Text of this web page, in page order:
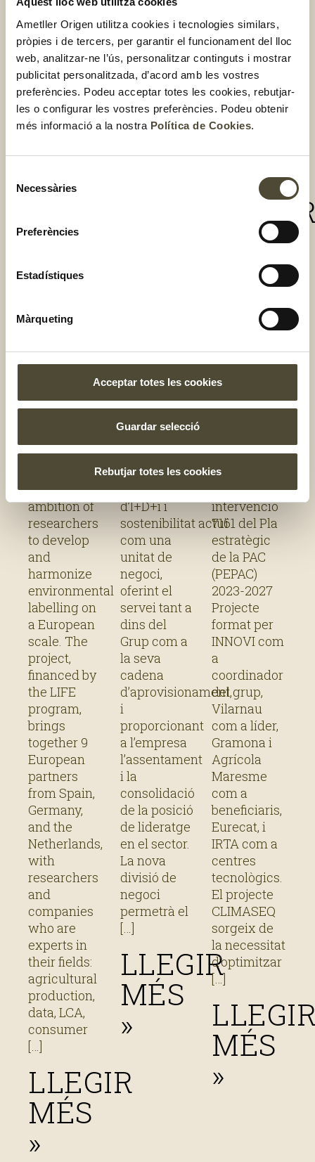
Ametller Origen utilitza cookies i tecnologies similars,
pròpies i de tercers, per garantir el funcionament del lloc
web, analitzar-ne l’ús, personalitzar continguts i mostrar
publicitat personalitzada, d’acord amb les vostres
preferències. Podeu acceptar totes les cookies, rebutjar-
les o configurar les vostres preferències. Podeu obtenir
més informació a la nostra Política de Cookies.
Necessàries
Preferències
Estadístiques
Màrqueting
Acceptar totes les cookies
Guardar selecció
Rebutjar totes les cookies
Ametller,
compta amb
la
participació
de les
empreses
Agrícola
Maresme,
LLEGIR
»
d’informació
provinent de
dades
d’accés
obert i de les
explotacions
agrícoles.
Aquestes
d’alimentar
agricultura.
Des
d’Ametller
origen en
línia amb la
nostra
estratègia
formem part
MÉS
Life ECO
CHOICE
CHOICE was
shared
ambition of
researchers
to develop
and
harmonize
environmental
labelling on
a European
scale. The
project,
financed by
the LIFE
program,
brings
together 9
European
partners
from Spain,
Germany,
and the
Netherlands,
with
researchers
and
companies
who are
experts in
their fields:
agricultural
production,
data, LCA,
consumer
LLEGIR
MÉS
»
Estudi i
definició
de l’àrea
transversal
d’I+D+i i
sostenibilitat
d’AMETLLER
ORIGEN
com una
nova
oportunitat
de
negoci
Elaboració
negoci per
tal que l’àrea
transversal
d’I+D+i i
sostenibilitat actuï
com una
unitat de
negoci,
oferint el
servei tant a
dins del
Grup com a
la seva
cadena
d’aprovisionament,
i
proporcionant
a l’empresa
l’assentament
i la
consolidació
de la posició
de lideratge
en el sector.
La nova
divisió de
negoci
permetrà el
LLEGIR
MÉS
»
CLIMASEQ:
Eina de
gestió
amb
fonts
alternatives
d’aigua
per a la
resiliència
de les
per la Unió
Europea a
través de la
intervenció
7161 del Pla
estratègic
de la PAC
(PEPAC)
2023-2027
Projecte
format per
INNOVI com
a
coordinador
del grup,
Vilarnau
com a líder,
Gramona i
Agrícola
Maresme
com a
beneficiaris,
Eurecat, i
IRTA com a
centres
tecnològics.
El projecte
CLIMASEQ
sorgeix de
la necessitat
d’optimitzar
MÉS
»